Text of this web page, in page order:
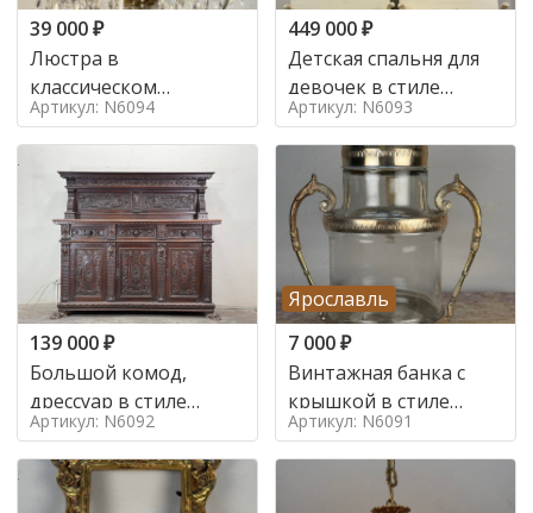
39 000₽
Люстра в
классическом
итальянском стиле на
10 ламп. в стиле
Артикул: N6094
449 000₽
Детская спальня для
девочек в стиле
итальянского барокко
в стиле
Артикул: N6093
139 000₽
Большой комод,
дрессуар в стиле
ренессанс,
Артикул: N6092
Ярославль
7 000₽
Винтажная банка с
крышкой в стиле
Италия,
Артикул: N6091